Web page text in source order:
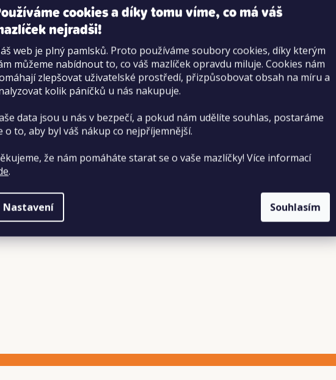
cookies a díky tomu víme, co má váš
nejradši!
web je plný pamlsků. Proto používáme soubory cookies, díky kterým
můžeme nabídnout to, co váš mazlíček opravdu miluje. Cookies nám
zlepšovat uživatelské prostředí, přizpůsobovat obsah na míru a
kolik páníčků u nás nakupuje.
data jsou u nás v bezpečí, a pokud nám udělíte souhlas, postaráme
o to, aby byl váš nákup co nejpříjemnější.
že nám pomáháte starat se o vaše mazlíčky! Více informací
.
Nastavení Souhlasím